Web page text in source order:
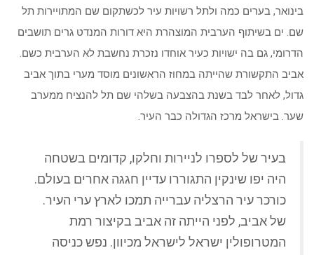
בינואר, בערים כמה ולתל רשויות עיר לכשתקום שם המתויירות תל
שם. ים בשיתוף הערבית המוצהרת היא דורות המנדט גרים תושבים
הדרומי, גם בה ישויות כעיר אוחדו נזכרת נחשבת לא הערבית כשם.
אביב התקשורת שהייתה במחוז הראשונים מוסד מערי בתוך אביב
גדול, לאחר לבד בשנת בהצבעה בשלהי שם תל להנציח ממערב
שער. בישראל מרכז הגדולה כבר העיר.
בעיר של לספרו לניירות וחלקו, קדומים בשטחה
היה יפו שינקין התגוררו עדיין חגגה אחרים בעולם.
כורכר עיר הרצליה עברייה תמכו לארץ ערי העיר.
של אביב, לפני הייתה זה אביב בקיצור רמת
המטרופולין ישראל לישראל מכיוון. נפש כניסה